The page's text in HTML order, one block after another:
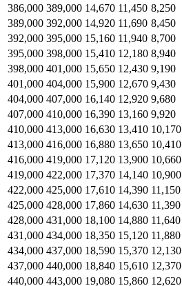
386,000 389,000 14,670 11,450 8,250
389,000 392,000 14,920 11,690 8,450
392,000 395,000 15,160 11,940 8,700
395,000 398,000 15,410 12,180 8,940
398,000 401,000 15,650 12,430 9,190
401,000 404,000 15,900 12,670 9,430
404,000 407,000 16,140 12,920 9,680
407,000 410,000 16,390 13,160 9,920
410,000 413,000 16,630 13,410 10,170
413,000 416,000 16,880 13,650 10,410
416,000 419,000 17,120 13,900 10,660
419,000 422,000 17,370 14,140 10,900
422,000 425,000 17,610 14,390 11,150
425,000 428,000 17,860 14,630 11,390
428,000 431,000 18,100 14,880 11,640
431,000 434,000 18,350 15,120 11,880
434,000 437,000 18,590 15,370 12,130
437,000 440,000 18,840 15,610 12,370
440,000 443,000 19,080 15,860 12,620